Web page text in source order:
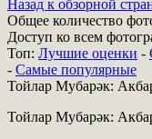
Назад к обзорной
Общее количество
Доступ ко всем
Топ: Лучшие оценки -
- Самые популярные
Тойлар Мубарәк:
Тойлар Мубарәк: